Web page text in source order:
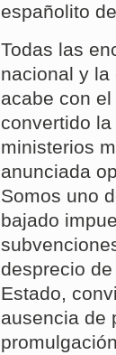
españolito
Todas las
nacional y
acabe con
convertido
ministerios
anunciada
Somos uno
bajado
desprecio
Estado,
ausencia de